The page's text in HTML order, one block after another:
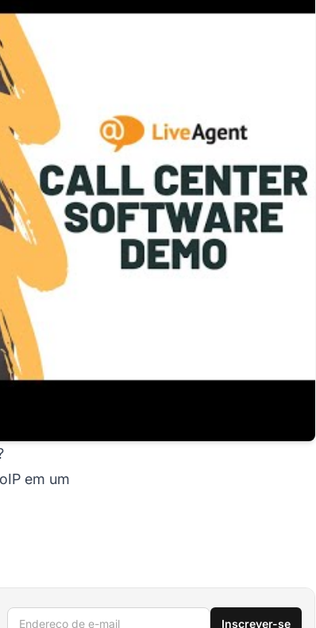
em um
Endereço de e-mail Inscrever-se